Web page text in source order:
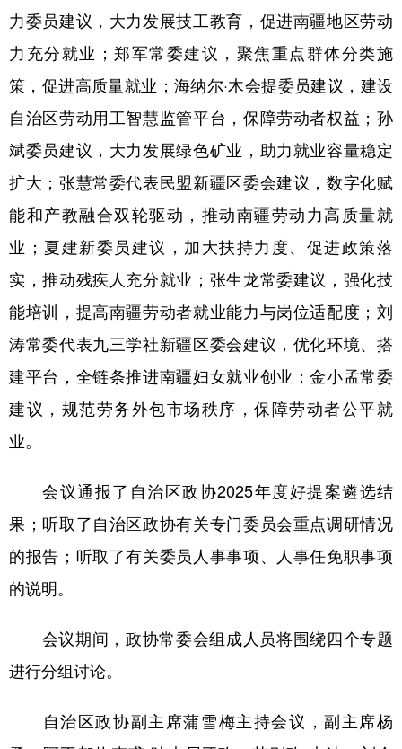
力委员建议，大力发展技工教育，促进南疆地区劳动
力充分就业；郑军常委建议，聚焦重点群体分类施
策，促进高质量就业；海纳尔·木会提委员建议，建设
自治区劳动用工智慧监管平台，保障劳动者权益；孙
斌委员建议，大力发展绿色矿业，助力就业容量稳定
扩大；张慧常委代表民盟新疆区委会建议，数字化赋
能和产教融合双轮驱动，推动南疆劳动力高质量就
业；夏建新委员建议，加大扶持力度、促进政策落
实，推动残疾人充分就业；张生龙常委建议，强化技
能培训，提高南疆劳动者就业能力与岗位适配度；刘
涛常委代表九三学社新疆区委会建议，优化环境、搭
建平台，全链条推进南疆妇女就业创业；金小孟常委
建议，规范劳务外包市场秩序，保障劳动者公平就
业。
会议通报了自治区政协2025年度好提案遴选结
果；听取了自治区政协有关专门委员会重点调研情况
的报告；听取了有关委员人事事项、人事任免职事项
的说明。
会议期间，政协常委会组成人员将围绕四个专题
进行分组讨论。
自治区政协副主席蒲雪梅主持会议，副主席杨